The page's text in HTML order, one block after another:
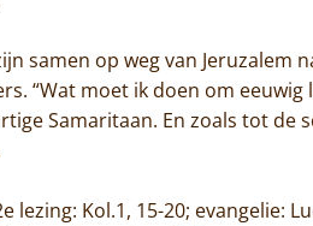
samen op weg van Jeruzalem
“Wat moet ik doen om
Samaritaan. En zoals tot de
lezing: Kol.1, 15-20; evangelie: